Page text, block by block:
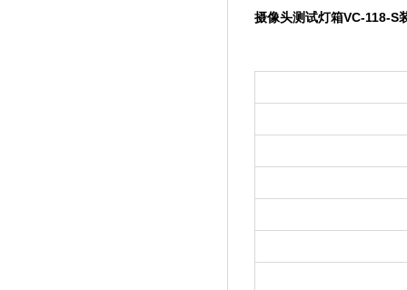
摄像头测试灯箱VC-118-S